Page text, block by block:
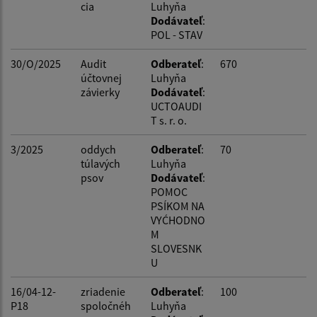
cia
Luhyňa
Dodávateľ:
POL - STAV
30/O/2025
Audit
účtovnej
závierky
Odberateľ:
Luhyňa
Dodávateľ:
UCTOAUDI
T s. r. o.
670
3/2025
oddych
túlavých
psov
Odberateľ:
Luhyňa
Dodávateľ:
POMOC
PSÍKOM NA
VYĆHODNO
M
SLOVESNK
U
70
16/04-12-
P18
zriadenie
spoločnéh
Odberateľ:
Luhyňa
100